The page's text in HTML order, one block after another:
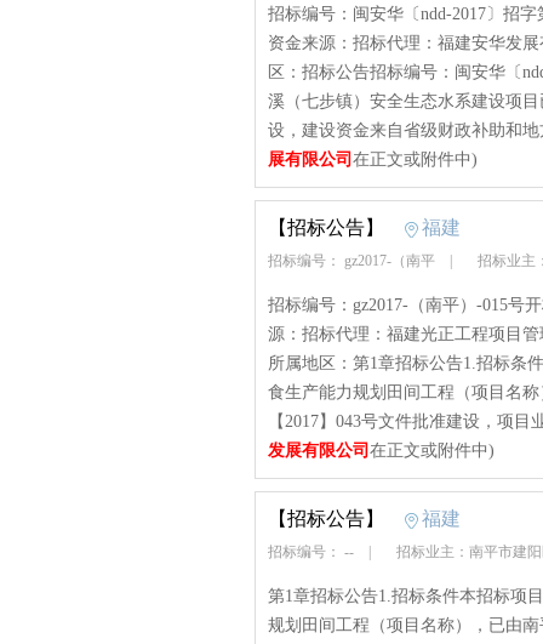
招标编号：闽安华〔ndd-2017〕招
资金来源：招标代理：福建安华发
区：招标公告招标编号：闽安华〔
溪（七步镇）安全生态水系建设项
设，建设资金来自省级财政补助和
展有限公司 在正文或附件中)
【招标公告】 福建
招标编号： gz2017-（南平 招标业主
招标编号：gz2017-（南平）-015号
源：招标代理：福建光正工程项目
所属地区：第1章招标公告1.招标条
食生产能力规划田间工程（项目名
【2017】043号文件批准建设，项
发展有限公司 在正文或附件中)
【招标公告】 福建
招标编号： -- 招标业主：南平市建
第1章招标公告1.招标条件本招标项
规划田间工程（项目名称），已由